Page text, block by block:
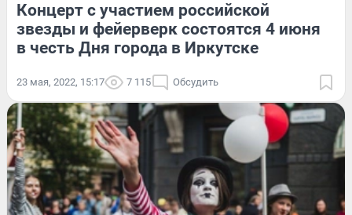
Концерт с участием российской
звезды и фейерверк состоятся 4 июня
в честь Дня города в Иркутске
23 мая, 2022, 15:17 7 115 Обсудить